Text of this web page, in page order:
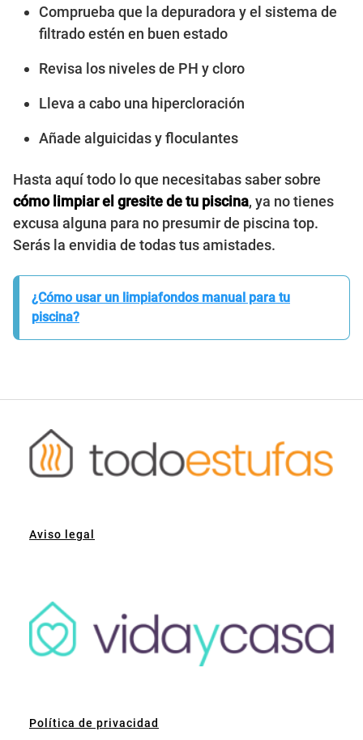
Comprueba que la depuradora y el sistema de
filtrado estén en buen estado
Revisa los niveles de PH y cloro
Lleva a cabo una hipercloración
Añade alguicidas y floculantes
Hasta aquí todo lo que necesitabas saber sobre
cómo limpiar el gresite de tu piscina, ya no tienes
excusa alguna para no presumir de piscina top.
Serás la envidia de todas tus amistades.
¿Cómo usar un limpiafondos manual para tu
piscina?
Aviso legal
Política de privacidad